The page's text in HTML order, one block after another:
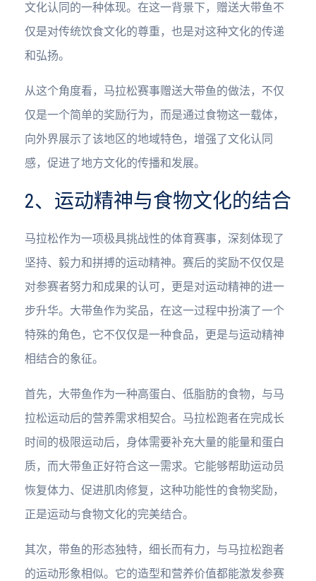
文化认同的一种体现。在这一背景下，赠送大带鱼不
仅是对传统饮食文化的尊重，也是对这种文化的传递
和弘扬。
从这个角度看，马拉松赛事赠送大带鱼的做法，不仅
仅是一个简单的奖励行为，而是通过食物这一载体，
向外界展示了该地区的地域特色，增强了文化认同
感，促进了地方文化的传播和发展。
2、运动精神与食物文化的结合
马拉松作为一项极具挑战性的体育赛事，深刻体现了
坚持、毅力和拼搏的运动精神。赛后的奖励不仅仅是
对参赛者努力和成果的认可，更是对运动精神的进一
步升华。大带鱼作为奖品，在这一过程中扮演了一个
特殊的角色，它不仅仅是一种食品，更是与运动精神
相结合的象征。
首先，大带鱼作为一种高蛋白、低脂肪的食物，与马
拉松运动后的营养需求相契合。马拉松跑者在完成长
时间的极限运动后，身体需要补充大量的能量和蛋白
质，而大带鱼正好符合这一需求。它能够帮助运动员
恢复体力、促进肌肉修复，这种功能性的食物奖励，
正是运动与食物文化的完美结合。
其次，带鱼的形态独特，细长而有力，与马拉松跑者
的运动形象相似。它的造型和营养价值都能激发参赛